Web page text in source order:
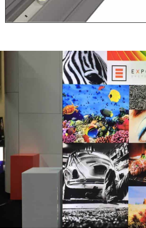
Voeten
Alleen voor de vrijstaande
(dubbelzijdige) frames